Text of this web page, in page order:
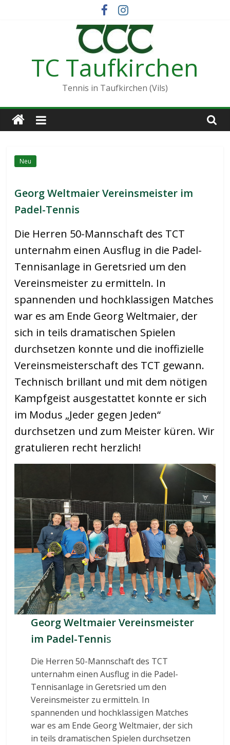
TC Taufkirchen
Tennis in Taufkirchen (Vils)
Neu
Georg Weltmaier Vereinsmeister im
Padel-Tennis
Die Herren 50-Mannschaft des TCT
unternahm einen Ausflug in die Padel-
Tennisanlage in Geretsried um den
Vereinsmeister zu ermitteln. In
spannenden und hochklassigen Matches
war es am Ende Georg Weltmaier, der
sich in teils dramatischen Spielen
durchsetzen konnte und die inoffizielle
Vereinsmeisterschaft des TCT gewann.
Technisch brillant und mit dem nötigen
Kampfgeist ausgestattet konnte er sich
im Modus „Jeder gegen Jeden“
durchsetzen und zum Meister küren. Wir
gratulieren recht herzlich!
Georg Weltmaier Vereinsmeister
im Padel-Tennis
Die Herren 50-Mannschaft des TCT
unternahm einen Ausflug in die Padel-
Tennisanlage in Geretsried um den
Vereinsmeister zu ermitteln. In
spannenden und hochklassigen Matches
war es am Ende Georg Weltmaier, der sich
in teils dramatischen Spielen durchsetzen